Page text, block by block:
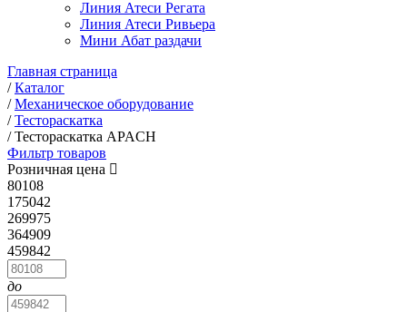
Линия Атеси Регата
Линия Атеси Ривьера
Мини Абат раздачи
Главная страница
/Каталог
/Механическое оборудование
/Тестораскатка
/Тестораскатка APACH
Фильтр товаров
Розничная цена
80108
175042
269975
364909
459842
до